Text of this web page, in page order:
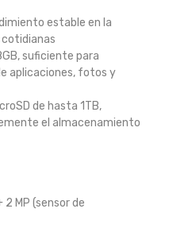
estable en la
suficiente para
aplicaciones, fotos y
de hasta 1TB,
el almacenamiento
2 MP (sensor de